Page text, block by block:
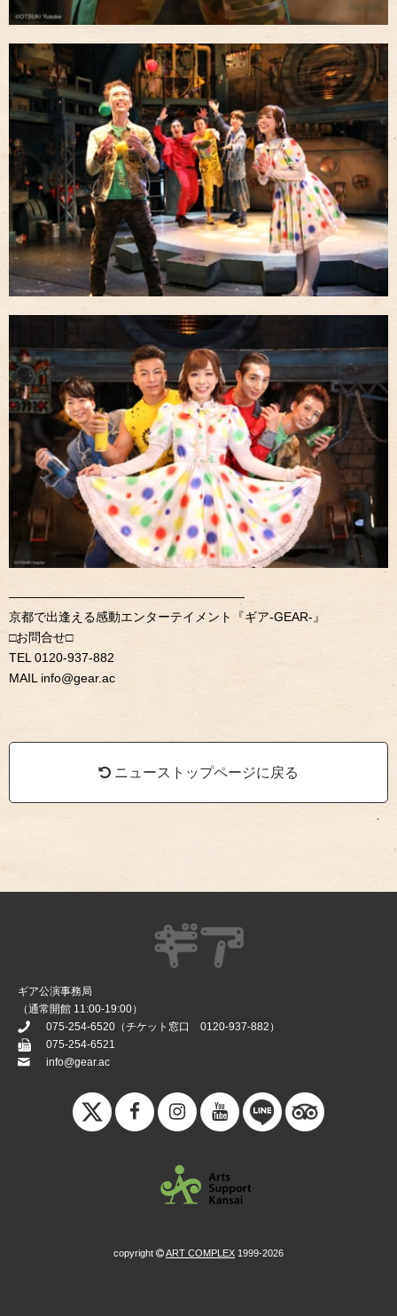
———————————————————
京都で出逢える感動エンターテイメント『ギア-GEAR-』
□お問合せ□
TEL 0120-937-882
MAIL info@gear.ac
ニューストップページに戻る
ギア公演事務局
（通常開館 11:00-19:00）
075-254-6520 （チケット窓口 0120-937-882 ）
075-254-6521
info@gear.ac
copyright ART COMPLEX 1999-2026